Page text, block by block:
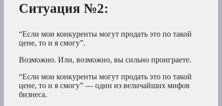
Ситуация №2:
“Если мои конкуренты могут продать это по такой
цене, то и я смогу”.
Возможно. Или, возможно, вы сильно проиграете.
“Если мои конкуренты могут продать это по такой
цене, то и я смогу” — один из величайших мифов
бизнеса.